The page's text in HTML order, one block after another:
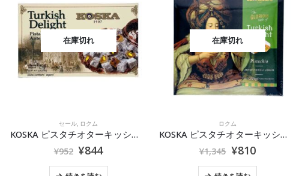
在庫切れ
セール, ロクム
KOSKA ピスタチオターキッシュデライト 125g 2026.8.14
¥952 ¥844
在庫切れ
ロクム
KOSKA ピスタチオターキッシュデライト350g2026.8.14
¥1,345 ¥810